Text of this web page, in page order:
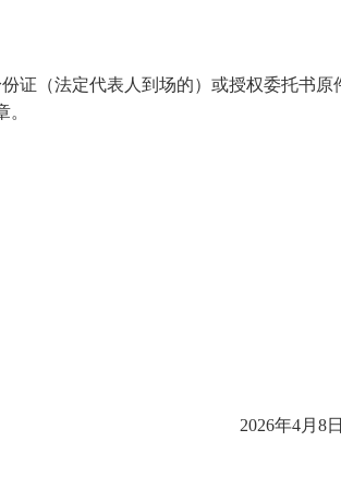
证（法定代表人到场的）或授权委托书原
。
2026年4月 8日